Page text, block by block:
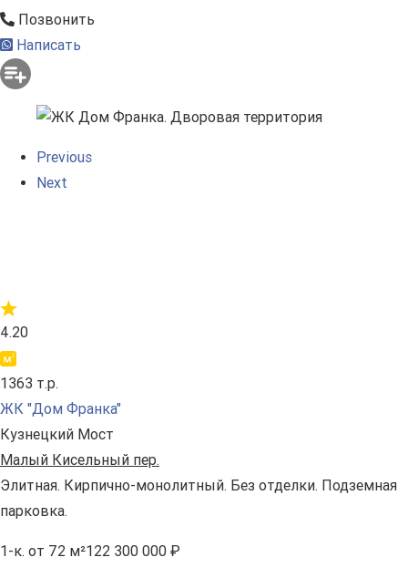
Позвонить
Написать
Previous
Next
4.20
1363 т.р.
ЖК "Дом Франка"
Кузнецкий Мост
Малый Кисельный пер.
Элитная. Кирпично-монолитный. Без отделки. Подземная
парковка.
1-к. от 72 м²122 300 000 ₽